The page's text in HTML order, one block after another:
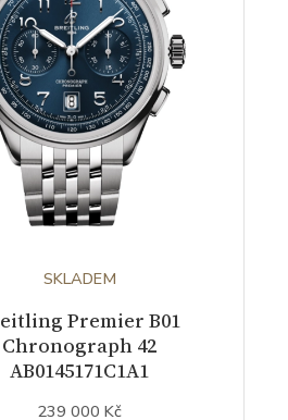
SKLADEM
Premier B01
Chronograph 42
AB0145171C1A1
239 000 Kč